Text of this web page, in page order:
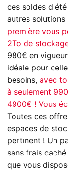
ces soldes
autres solutions
première vous
2To de
980€ en
idéale pour
besoins, avec
à seulement
4900€ ! Vous
Toutes ces
espaces de
pertinent ! Un
sans frais
que vous